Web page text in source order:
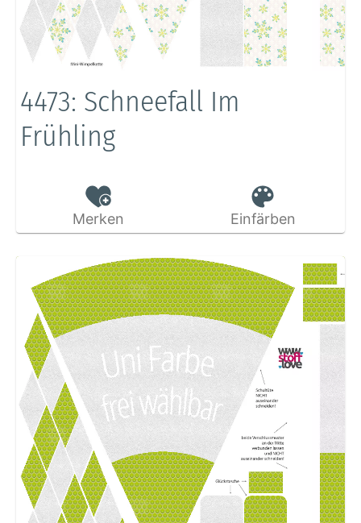
4473: Schneefall Im
Frühling
Merken Einfärben